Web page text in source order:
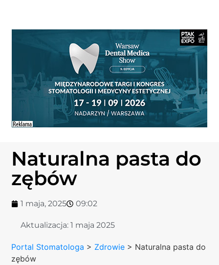
Naturalna pasta do
zębów
1 maja, 2025 09:02
Aktualizacja:1 maja 2025
Portal Stomatologa > Zdrowie > Naturalna pasta do
zębów